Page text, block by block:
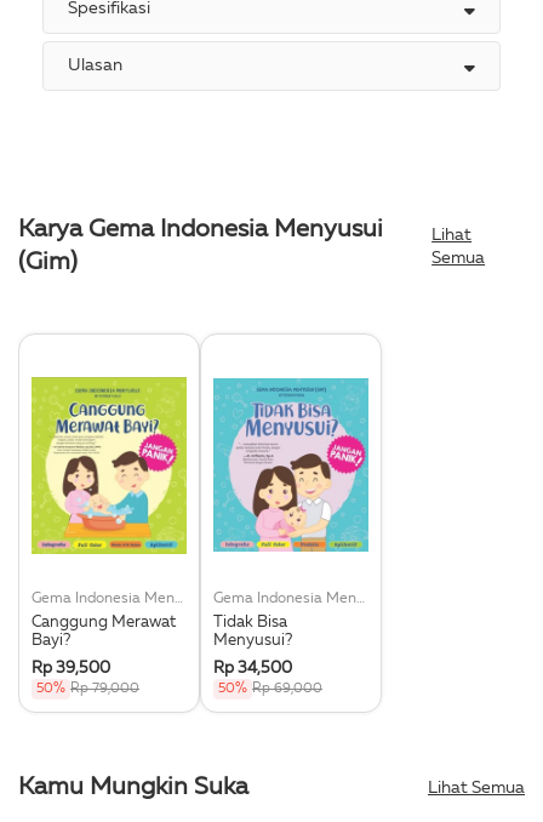
Spesifikasi
Ulasan
Karya Gema Indonesia Menyusui
(Gim)
Lihat
Semua
Gema Indonesia Menyusui (Gim)
Canggung Merawat
Bayi?
Rp 39,500
50% Rp 79,000
Gema Indonesia Menyusui (Gim)
Tidak Bisa
Menyusui?
Rp 34,500
50% Rp 69,000
Kamu Mungkin Suka Lihat Semua